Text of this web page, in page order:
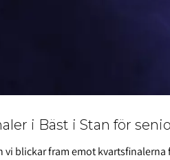
i Bäst i Stan för
blickar fram emot kvartsfinalerna